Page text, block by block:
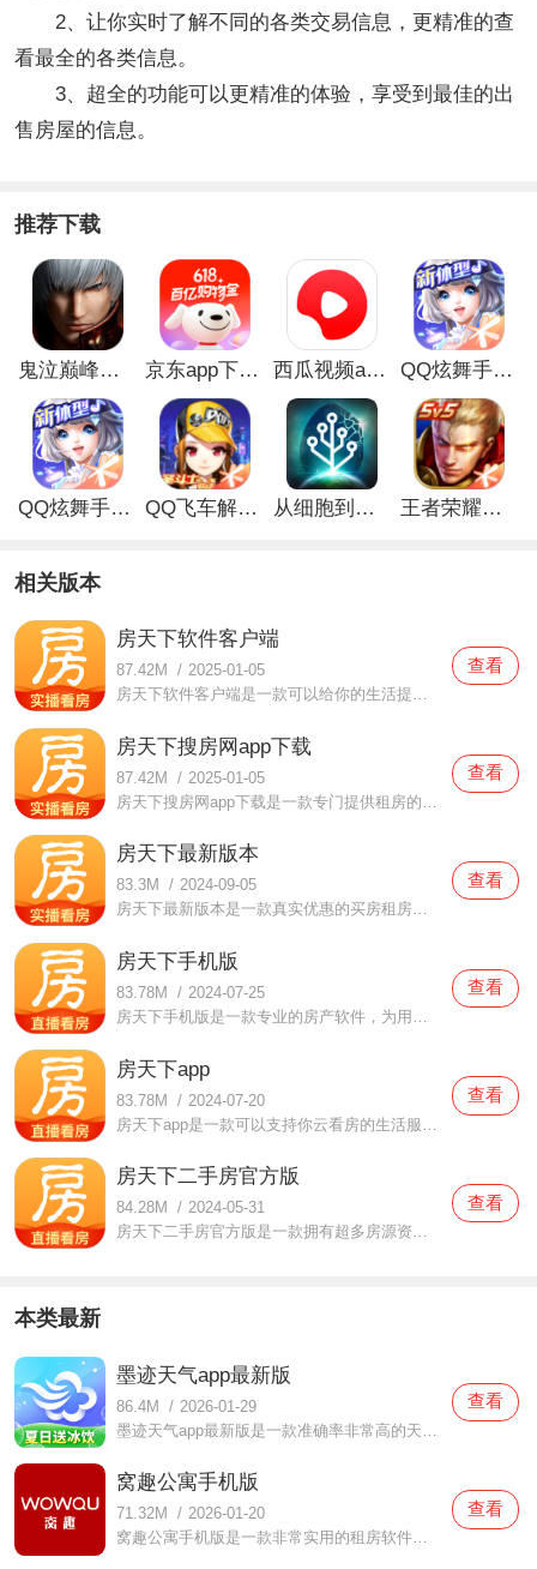
2、让你实时了解不同的各类交易信息，更精准的查
看最全的各类信息。
3、超全的功能可以更精准的体验，享受到最佳的出
售房屋的信息。
推荐下载
鬼泣巅峰之战最新破解版 京东app下载安装 西瓜视频app安卓版 QQ炫舞手游破解版
QQ炫舞手游解锁版 QQ飞车解锁版无限钻石最新版 从细胞到奇点手游 王者荣耀无限点券解锁版
相关版本
房天下软件客户端
87.42M / 2025-01-05
房天下软件客户端是一款可以给你的生活提供超优质服务的手机软件，房天下软件客户端这款软件的使用方法非常简单，还有专业的人士给你提供各种优秀的房源，超多的房源信息都可以让你了解到，无论你有什么样的需求都可以给你提供服务，无论是租房、买房都是可以给你提供专业
查看
房天下搜房网app下载
87.42M / 2025-01-05
查看
房天下最新版本
83.3M / 2024-09-05
房天下最新版本是一款真实优惠的买房租房软件，这里有大量的房源出售出租，有个人用户直接出租、出售，也有专业的房产经纪人在这里发布房源信息，用户可以根据自己的需求来寻找心仪的房源，还有许多的精品房源会推出直播看房活动。
查看
房天下手机版
83.78M / 2024-07-25
查看
房天下app
83.78M / 2024-07-20
查看
房天下二手房官方版
84.28M / 2024-05-31
房天下二手房官方版是一款拥有超多房源资讯的手机软件，房天下二手房官方版用户们可以根据自己的需要去搜索房源信息，这里的房源信息保证真实靠谱，如果你想要咨询的话也可以通过这款软件线上咨询，在家就可以云看房，超多房源都可以让你挑选，并且这款软件是非常正规的好
查看
本类最新
墨迹天气app最新版
86.4M / 2026-01-29
查看
窝趣公寓手机版
71.32M / 2026-01-20
窝趣公寓手机版是一款非常实用的租房软件在这款窝趣公寓手机版中拥有非常真实的房源评价，用户们都可以自由选择自己喜欢的房源进行了解，同时还有客服人员来为你们解答，无论是价格还是服务都是可以得到保障的，用户们外出的时候也可以享受一个非常舒适的房源，有想要的朋
查看